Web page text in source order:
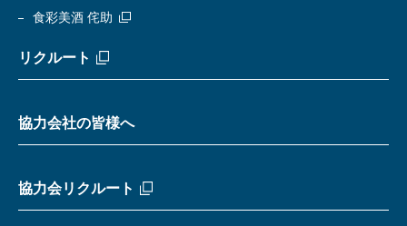
食彩美酒 侘助
リクルート
協力会社の皆様へ
協力会リクルート